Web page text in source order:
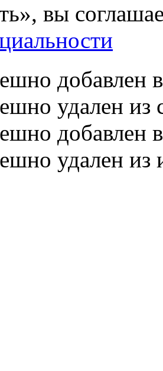
вы
добавлен
удален из
добавлен
удален из